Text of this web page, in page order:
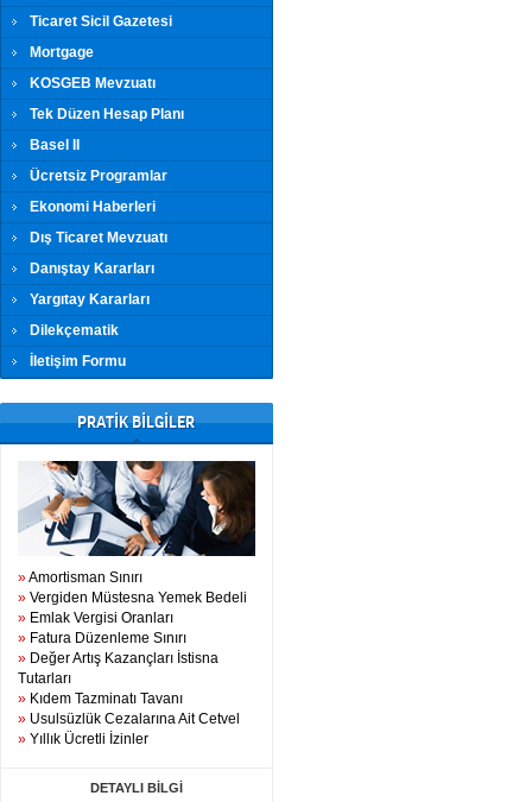
Ticaret Sicil Gazetesi
Mortgage
KOSGEB Mevzuatı
Tek Düzen Hesap Planı
Basel II
Ücretsiz Programlar
Ekonomi Haberleri
Dış Ticaret Mevzuatı
Danıştay Kararları
Yargıtay Kararları
Dilekçematik
İletişim Formu
PRATİK BİLGİLER
»Amortisman Sınırı
» Vergiden Müstesna Yemek Bedeli
» Emlak Vergisi Oranları
» Fatura Düzenleme Sınırı
» Değer Artış Kazançları İstisna
Tutarları
» Kıdem Tazminatı Tavanı
» Usulsüzlük Cezalarına Ait Cetvel
» Yıllık Ücretli İzinler
DETAYLI BİLGİ